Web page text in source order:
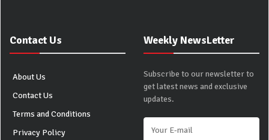
Contact Us
About Us
Contact Us
Terms and Conditions
Privacy Policy
Weekly NewsLetter
Subscribe to our newsletter to
get latest news and exclusive
updates.